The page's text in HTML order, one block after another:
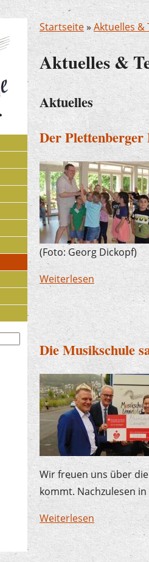
Startseite»Aktuelles &
Aktuelles &
Aktuelles
Der
(Foto: Georg Dickopf)
Weiterlesenüber Der
Die Musikschule
Wir freuen uns über
kommt. Nachzulesen
Weiterlesen über Die